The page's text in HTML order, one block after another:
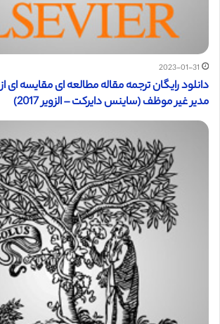
2023-01-31
دانلود رایگان ترجمه مقاله مطالعه ای مقایسه
مدیر غیر موظف (ساینس دایرکت – الزویر 2017)